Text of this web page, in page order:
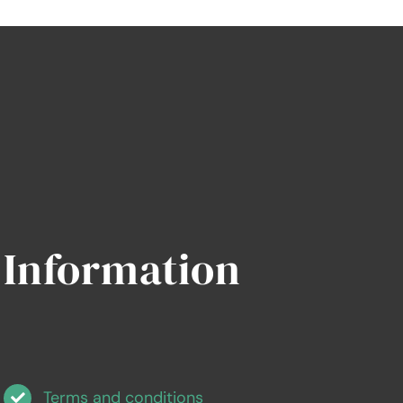
Information
Terms and conditions